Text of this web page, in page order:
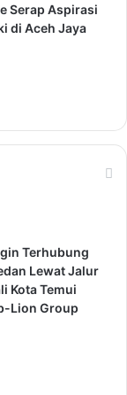
Serap Aspirasi
di Aceh Jaya
Terhubung
Lewat Jalur
Kota Temui
Lion Group